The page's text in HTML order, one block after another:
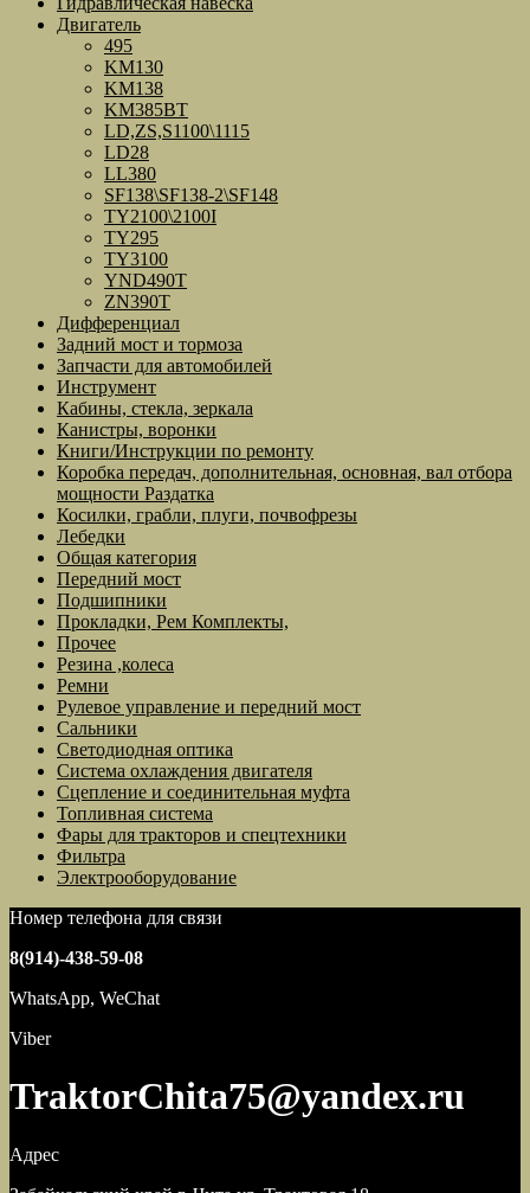
Двигатель
495
KM130
KM138
KM385BT
LD,ZS,S1100\1115
LD28
LL380
SF138\SF138-2\SF148
TY2100\2100I
TY295
TY3100
YND490T
ZN390T
Дифференциал
Задний мост и тормоза
Запчасти для автомобилей
Инструмент
Кабины, стекла, зеркала
Канистры, воронки
Книги/Инструкции по ремонту
Коробка передач, дополнительная, основная, вал отбора
мощности Раздатка
Косилки, грабли, плуги, почвофрезы
Лебедки
Общая категория
Передний мост
Подшипники
Прокладки, Рем Комплекты,
Прочее
Резина ,колеса
Ремни
Рулевое управление и передний мост
Сальники
Светодиодная оптика
Система охлаждения двигателя
Сцепление и соединительная муфта
Топливная система
Фары для тракторов и спецтехники
Фильтра
Электрооборудование
Номер телефона для связи
8(914)-438-59-08
WhatsApp, WeChat
Viber
TraktorChita75@yandex.ru
Адрес